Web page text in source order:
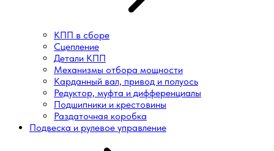
КПП в сборе
Сцепление
Детали КПП
Механизмы отбора мощности
Карданный вал, привод и полуось
Редуктор, муфта и дифференциалы
Подшипники и крестовины
Раздаточная коробка
Подвеска и рулевое управление